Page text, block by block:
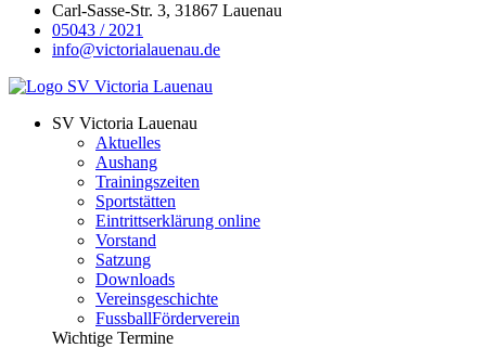
Carl-Sasse-Str. 3, 31867 Lauenau
05043 / 2021
info@victorialauenau.de
SV Victoria Lauenau
Aktuelles
Aushang
Trainingszeiten
Sportstätten
Eintrittserklärung online
Vorstand
Satzung
Downloads
Vereinsgeschichte
FussballFörderverein
Wichtige Termine